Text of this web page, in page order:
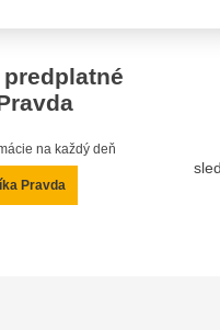
na každý deň
Pravda